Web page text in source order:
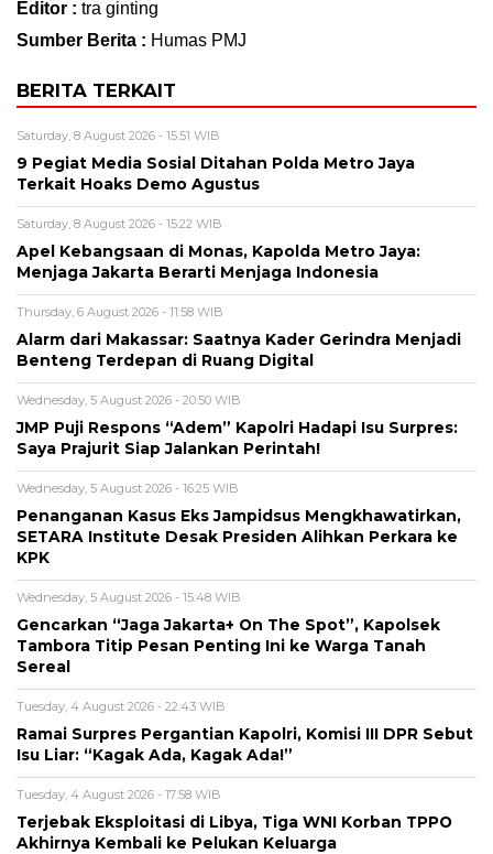
Editor : tra ginting
Sumber Berita : Humas PMJ
BERITA TERKAIT
Saturday, 8 August 2026 - 15:51 WIB
9 Pegiat Media Sosial Ditahan Polda Metro Jaya
Terkait Hoaks Demo Agustus
Saturday, 8 August 2026 - 15:22 WIB
Apel Kebangsaan di Monas, Kapolda Metro Jaya:
Menjaga Jakarta Berarti Menjaga Indonesia
Thursday, 6 August 2026 - 11:58 WIB
Alarm dari Makassar: Saatnya Kader Gerindra Menjadi
Benteng Terdepan di Ruang Digital
Wednesday, 5 August 2026 - 20:50 WIB
JMP Puji Respons “Adem” Kapolri Hadapi Isu Surpres:
Saya Prajurit Siap Jalankan Perintah!
Wednesday, 5 August 2026 - 16:25 WIB
Penanganan Kasus Eks Jampidsus Mengkhawatirkan,
SETARA Institute Desak Presiden Alihkan Perkara ke
KPK
Wednesday, 5 August 2026 - 15:48 WIB
Gencarkan “Jaga Jakarta+ On The Spot”, Kapolsek
Tambora Titip Pesan Penting Ini ke Warga Tanah
Sereal
Tuesday, 4 August 2026 - 22:43 WIB
Ramai Surpres Pergantian Kapolri, Komisi III DPR Sebut
Isu Liar: “Kagak Ada, Kagak Ada!”
Tuesday, 4 August 2026 - 17:58 WIB
Terjebak Eksploitasi di Libya, Tiga WNI Korban TPPO
Akhirnya Kembali ke Pelukan Keluarga